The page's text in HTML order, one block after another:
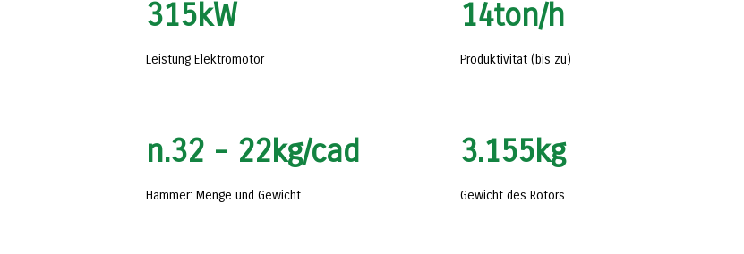
315kW
Leistung Elektromotor
14ton/h
Produktivität (bis zu)
n.32 - 22kg/cad
Hämmer: Menge und Gewicht
3.155kg
Gewicht des Rotors